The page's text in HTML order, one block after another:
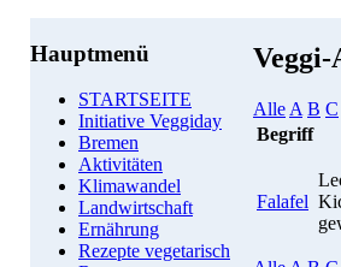
Hauptmenü
STARTSEITE
Initiative Veggiday
Bremen
Aktivitäten
Klimawandel
Landwirtschaft
Ernährung
Rezepte vegetarisch
Veggi-
Alle A B C
Begriff
Falafel